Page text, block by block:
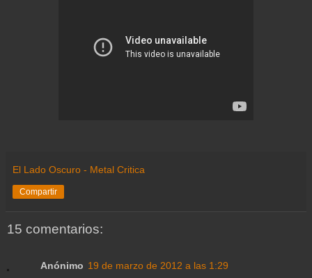
El Lado Oscuro - Metal Critica
Compartir
15 comentarios:
Anónimo 19 de marzo de 2012 a las 1:29